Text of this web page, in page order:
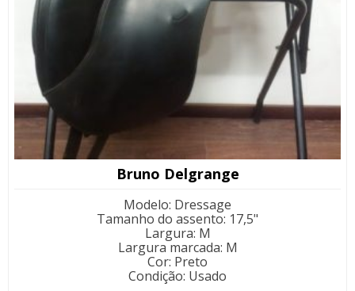
Bruno Delgrange
Modelo: Dressage
Tamanho do assento: 17,5"
Largura: M
Largura marcada: M
Cor: Preto
Condição: Usado